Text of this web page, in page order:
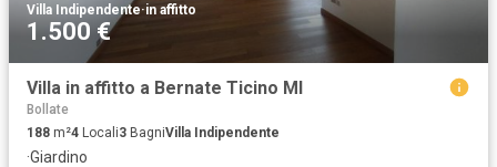
Villa Indipendente·in affitto
1.500 €
Villa in affitto a Bernate Ticino MI
Bollate
188 m²4 Locali3 BagniVilla Indipendente
·Giardino